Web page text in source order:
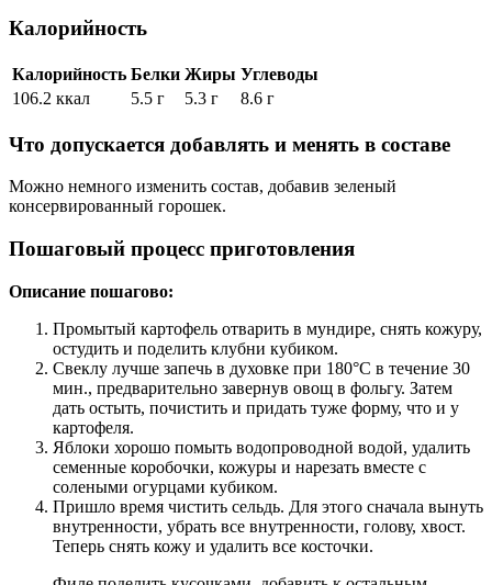
Калорийность
Калорийность Белки Жиры Углеводы
106.2 ккал
5.5 г 5.3 г 8.6 г
Что допускается добавлять и менять в составе
Можно немного изменить состав, добавив зеленый
консервированный горошек.
Пошаговый процесс приготовления
Описание пошагово:
Промытый картофель отварить в мундире, снять кожуру,
остудить и поделить клубни кубиком.
Свеклу лучше запечь в духовке при 180°С в течение 30
мин., предварительно завернув овощ в фольгу. Затем
дать остыть, почистить и придать туже форму, что и у
картофеля.
Яблоки хорошо помыть водопроводной водой, удалить
семенные коробочки, кожуры и нарезать вместе с
солеными огурцами кубиком.
Пришло время чистить сельдь. Для этого сначала вынуть
внутренности, убрать все внутренности, голову, хвост.
Теперь снять кожу и удалить все косточки.